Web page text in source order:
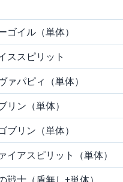
ゴイル（単体）
ススピリット
ァパピィ（単体）
リン（単体）
ブリン（単体）
イアスピリット（単体）